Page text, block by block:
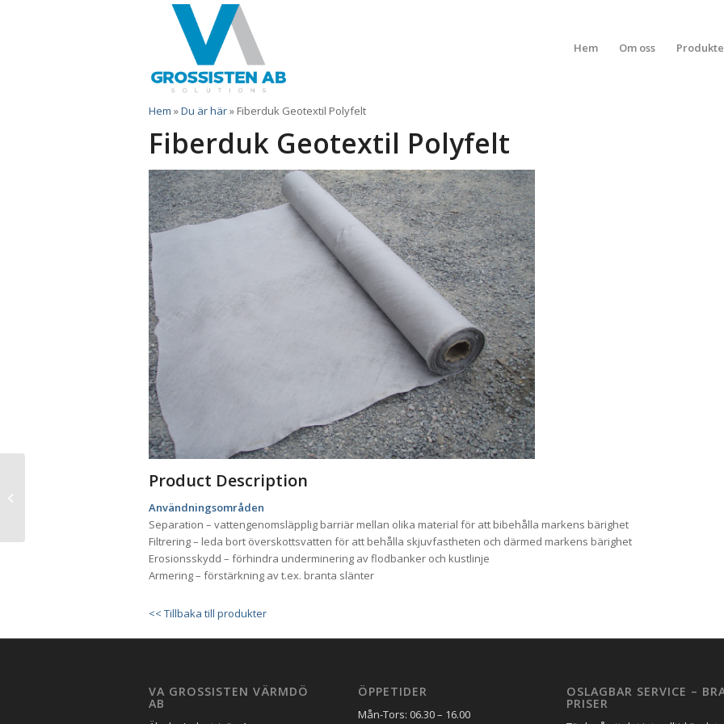
Hem Om oss
Hem »Du är här» Fiberduk Geotextil Polyfelt
Fiberduk Geotextil Polyfelt
Product Description
Användningsområden
Separation – vattengenomsläpplig barriär mellan olika material för att bibehålla markens bärighet
Filtrering – leda bort överskottsvatten för att behålla skjuvfastheten och därmed markens bärighet
Erosionsskydd – förhindra underminering av flodbanker och kustlinje
Armering – förstärkning av t.ex. branta slänter
<< Tillbaka till produkter
VA GROSSISTEN VÄRMDÖ
AB
ÖPPETIDER
Mån-Tors: 06.30 – 16.00
OSLAGBAR SERVICE –
PRISER